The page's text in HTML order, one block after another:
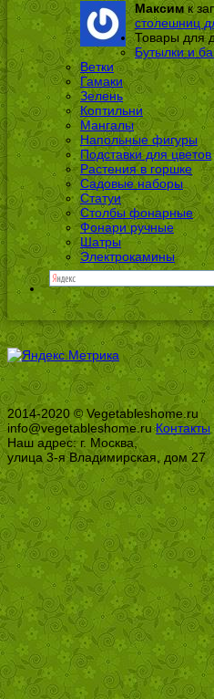
Максимк
столешниц
Товары для
Бутылки и
Ветки
Гамаки
Зелень
Коптильни
Мангалы
Напольные фигуры
Подставки для цветов
Растения в горшке
Садовые наборы
Статуи
Столбы фонарные
Фонари ручные
Шатры
Электрокамины
2014-2020 © Vegetableshome.ru
info@vegetableshome.ruКонтакты
Наш адрес: г. Москва,
улица 3-я Владимирская, дом 27